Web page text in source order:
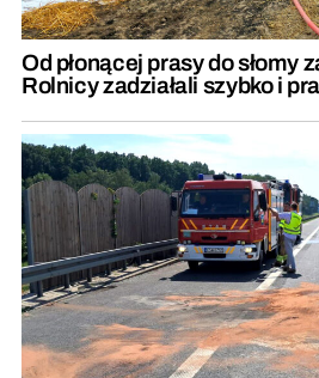
Od płonącej prasy do słomy
Rolnicy zadziałali szybko i